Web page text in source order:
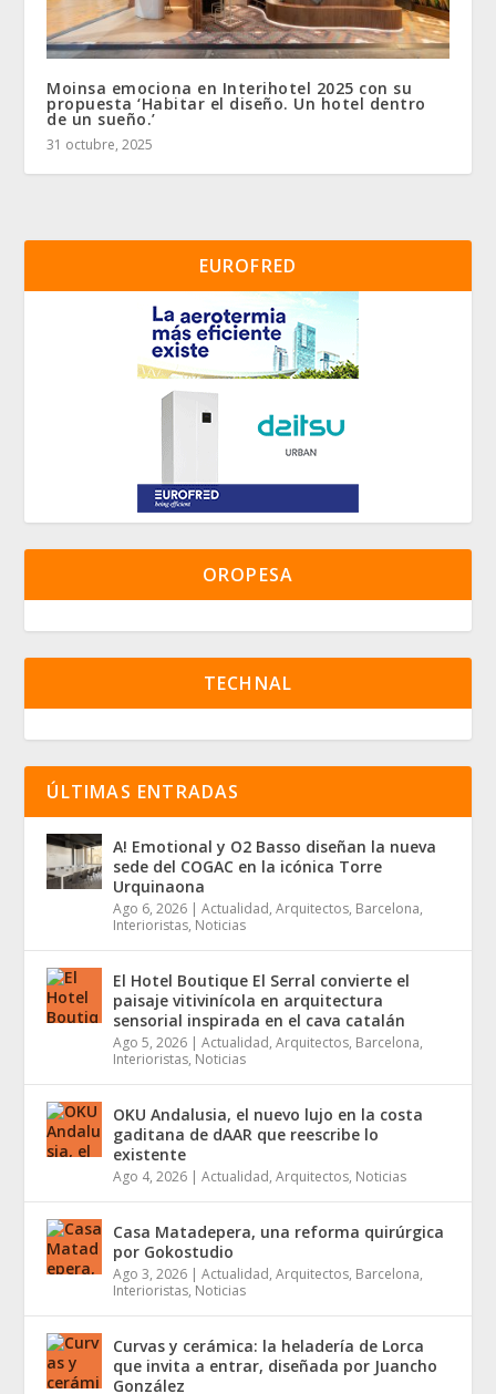
Moinsa emociona en Interihotel 2025 con su
propuesta ‘Habitar el diseño. Un hotel dentro
de un sueño.’
31 octubre, 2025
EUROFRED
OROPESA
TECHNAL
ÚLTIMAS ENTRADAS
A! Emotional y O2 Basso diseñan la nueva
sede del COGAC en la icónica Torre
Urquinaona
Ago 6, 2026 |Actualidad,Arquitectos, Barcelona,
Interioristas, Noticias
El Hotel Boutique El Serral convierte el
paisaje vitivinícola en arquitectura
sensorial inspirada en el cava catalán
Ago 5, 2026 |Actualidad,Arquitectos, Barcelona,
Interioristas, Noticias
OKU Andalusia, el nuevo lujo en la costa
gaditana de dAAR que reescribe lo
existente
Ago 4, 2026 |Actualidad,Arquitectos, Noticias
Casa Matadepera, una reforma quirúrgica
por Gokostudio
Ago 3, 2026 |Actualidad,Arquitectos, Barcelona,
Interioristas, Noticias
Curvas y cerámica: la heladería de Lorca
que invita a entrar, diseñada por Juancho
González